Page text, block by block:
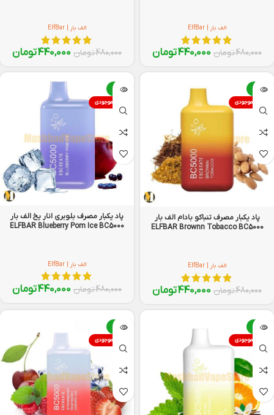
الف بار | ElfBar
480,000تومان 440,000تومان
الف بار | ElfBar
480,000تومان 440,000تومان
-8%
اتمام موجودی
پاد یکبار مصرف تنباکو بادام الف بار
ELFBAR Brownn Tobacco BC5000
الف بار | ElfBar
480,000تومان 440,000تومان
-8%
اتمام موجودی
پاد یکبار مصرف بلوبری انار یخ الف بار
ELFBAR Blueberry Pom Ice BC5000
الف بار | ElfBar
480,000تومان 440,000تومان
-8%
اتمام موجودی
-8%
اتمام موجودی